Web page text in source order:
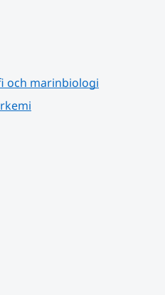
och marinbiologi